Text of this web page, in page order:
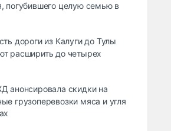
погубившего целую семью в
дороги из Калуги до Тулы
расширить до четырех
анонсировала скидки на
грузоперевозки мяса и угля